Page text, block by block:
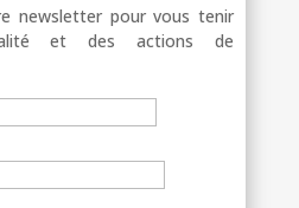
newsletter pour vous tenir
et des actions de